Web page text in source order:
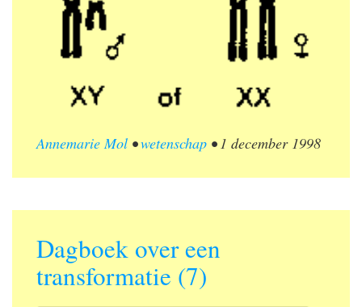
Annemarie Mol •wetenschap •1 december 1998
Dagboek over een
transformatie (7)